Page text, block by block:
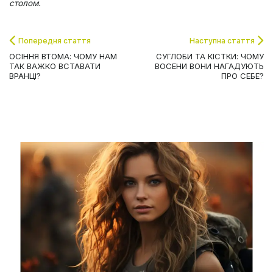
столом.
Попередня стаття
ОСІННЯ ВТОМА: ЧОМУ НАМ
ТАК ВАЖКО ВСТАВАТИ
ВРАНЦІ?
Наступна стаття
СУГЛОБИ ТА КІСТКИ: ЧОМУ
ВОСЕНИ ВОНИ НАГАДУЮТЬ
ПРО СЕБЕ?